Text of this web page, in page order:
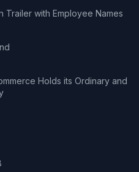
Trailer with Employee Names
Holds its Ordinary and